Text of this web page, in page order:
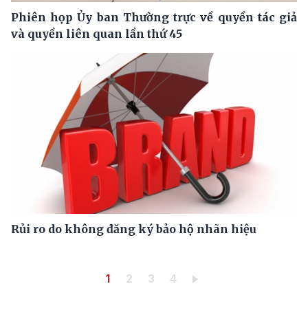
Phiên họp Ủy ban Thường trực về quyền tác giả
và quyền liên quan lần thứ 45
Rủi ro do không đăng ký bảo hộ nhãn hiệu
Trang hiện thời
1 Trang
2 Trang
3 Trang
4